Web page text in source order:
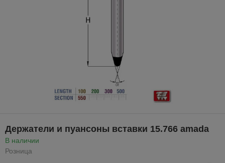
Держатели и пуансоны вставки 15.766 amada
В наличии
Розница